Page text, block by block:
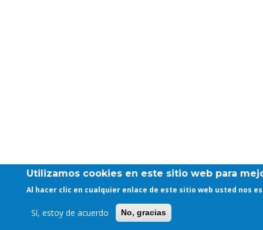
Utilizamos cookies en este sitio web para
Al hacer clic en cualquier enlace de este sitio web usted nos
Sí, estoy de acuerdo No, gracias